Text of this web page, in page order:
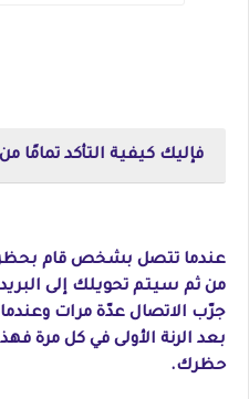
فإليك كيفية التأكد تمامًا
عندما تتصل بشخص قام
جرّب الاتصال عدّة مرات وعندما
بعد الرنة الأولى في كل مرة
حظرك.